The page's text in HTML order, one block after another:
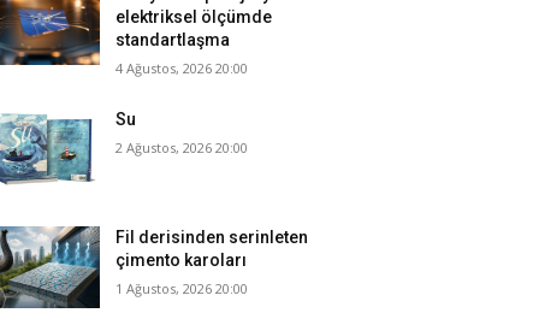
elektriksel ölçümde
standartlaşma
4 Ağustos, 2026 20:00
Su
2 Ağustos, 2026 20:00
Fil derisinden serinleten
çimento karoları
1 Ağustos, 2026 20:00